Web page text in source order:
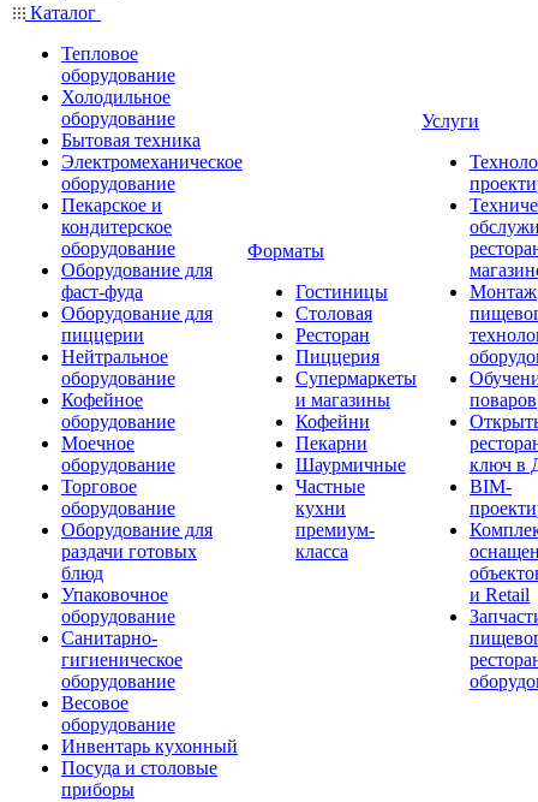
Каталог
Тепловое
оборудование
Холодильное
оборудование
Бытовая техника
Электромеханическое
оборудование
Пекарское и
кондитерское
оборудование
Оборудование для
фаст-фуда
Оборудование для
пиццерии
Нейтральное
оборудование
Кофейное
оборудование
Моечное
оборудование
Торговое
оборудование
Оборудование для
раздачи готовых
блюд
Упаковочное
оборудование
Санитарно-
гигиеническое
оборудование
Весовое
оборудование
Инвентарь кухонный
Посуда и столовые
приборы
Форматы
Гостиницы
Столовая
Ресторан
Пиццерия
Супермаркеты
и магазины
Кофейни
Пекарни
Шаурмичные
Частные
кухни
премиум-
класса
Услуги
Монтаж
поваров
ключ в
BIM-
и Retail